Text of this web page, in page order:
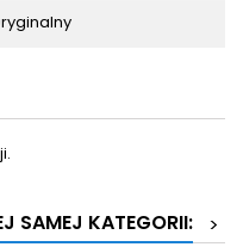
SAMEJ KATEGORII:
>